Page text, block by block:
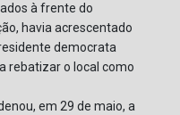
à frente do
havia acrescentado
democrata
rebatizar o local como
em 29 de maio, a